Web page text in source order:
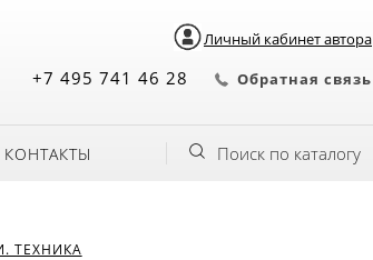
Личный кабинет автора
+7 495 741 46 28 Обратная связь
КОНТАКТЫ Поиск по каталогу
ТЕХНИКА